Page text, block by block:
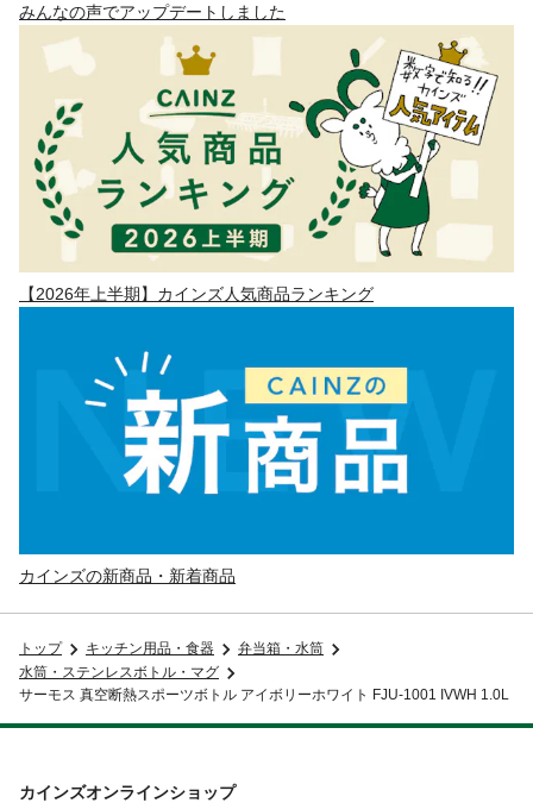
みんなの声でアップデートしました
【2026年上半期】カインズ人気商品ランキング
カインズの新商品・新着商品
トップ キッチン用品・食器
弁当箱・水筒
水筒・ステンレスボトル・マグ
サーモス 真空断熱スポーツボトル アイボリーホワイト FJU-1001 IVWH 1.0L
カインズオンラインショップ